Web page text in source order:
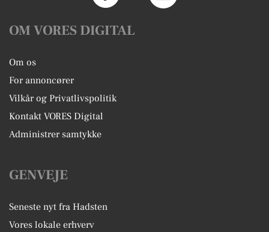
OM VORES DIGITAL
Om os
For annoncører
Vilkår og Privatlivspolitik
Kontakt VORES Digital
Administrer samtykke
GENVEJE
Seneste nyt fra Hadsten
Vores lokale erhverv